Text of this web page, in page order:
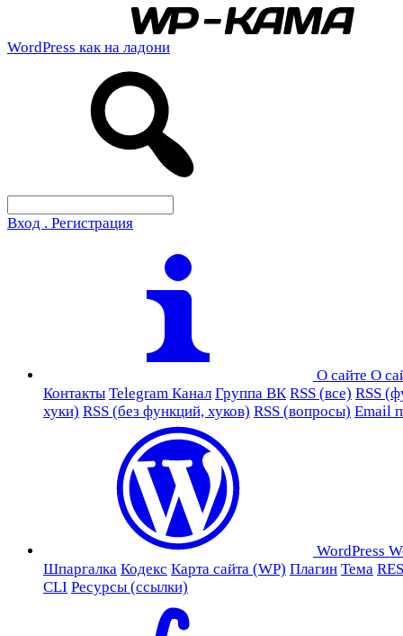
WordPress как на ладони
Вход . Регистрация
О сайте О
Контакты Telegram Канал Группа ВК RSS (все) RSS
хуки) RSS (без функций, хуков) RSS (вопросы) Email
WordPress
Шпаргалка Кодекс Карта сайта (WP) Плагин Тема
CLI Ресурсы (ссылки)